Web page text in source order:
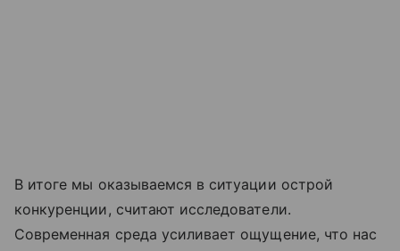
В итоге мы оказываемся в ситуации острой
конкуренции, считают исследователи.
Современная среда усиливает ощущение, что нас